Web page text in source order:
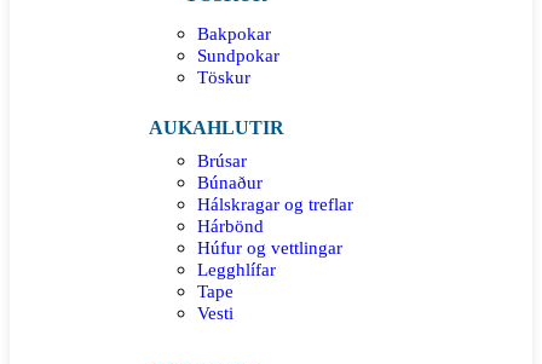
Bakpokar
Sundpokar
Töskur
AUKAHLUTIR
Brúsar
Búnaður
Hálskragar og treflar
Hárbönd
Húfur og vettlingar
Legghlífar
Tape
Vesti